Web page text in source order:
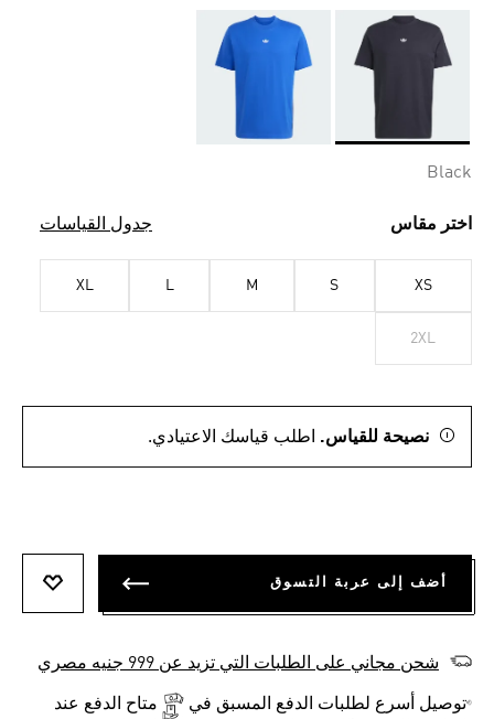
Black
اختر مقاس جدول القياسات
XS
S
M
L
XL
2XL
نصيحة للقياس. اطلب قياسك الاعتيادي.
أضف إلى عربة التسوق
شحن مجاني على الطلبات التي تزيد عن 999 جنيه مصري
توصيل أسرع لطلبات الدفع المسبق في
متاح الدفع عند